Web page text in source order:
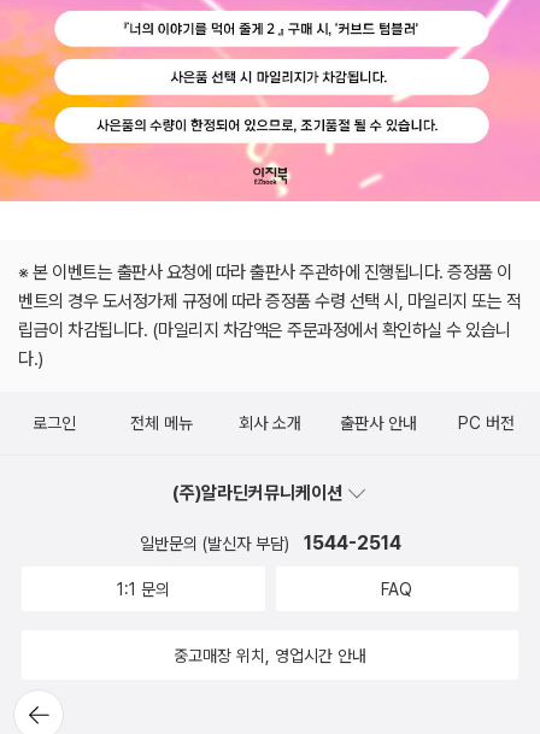
※ 본 이벤트는 출판사 요청에 따라 출판사 주관하에 진행됩니다. 증정품 이
벤트의 경우 도서정가제 규정에 따라 증정품 수령 선택 시, 마일리지 또는 적
립금이 차감됩니다. (마일리지 차감액은 주문과정에서 확인하실 수 있습니
다.)
뒤로가
로그인 전체 메뉴 회사 소개 출판사 안내 PC 버전
(주)알라딘커뮤니케이션
일반문의 (발신자 부담) 1544-2514
1:1 문의 FAQ
중고매장 위치, 영업시간 안내